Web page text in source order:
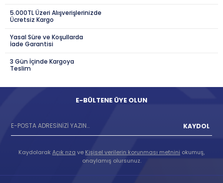
5.000TL Üzeri Alışverişlerinizde
Ücretsiz Kargo
Yasal Süre ve Koşullarda
İade Garantisi
3 Gün İçinde Kargoya
Teslim
E-BÜLTENE ÜYE OLUN
KAYDOL
KaydolarakAçık rıza ve Kişisel verilerin korunması metnini okumuş,
onaylamış olursunuz.